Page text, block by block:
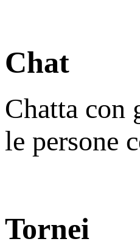
Chat
Chatta
le persone
Tornei